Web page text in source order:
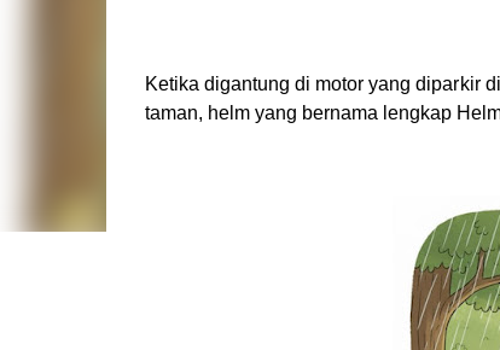
Ketika digantung di motor yang diparkir
taman, helm yang bernama lengkap